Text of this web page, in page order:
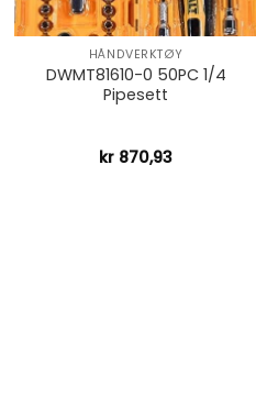
+
HÅNDVERKTØY
DWMT81610-0 50PC 1/4
Pipesett
kr 870,93